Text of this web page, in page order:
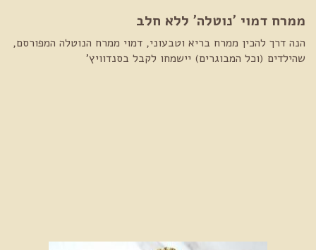
ממרח דמוי 'נוטלה' ללא חלב
הנה דרך להכין ממרח בריא וטבעוני, דמוי ממרח הנוטלה המפורסם,
שהילדים (וכל המבוגרים) יישמחו לקבל בסנדוויץ'